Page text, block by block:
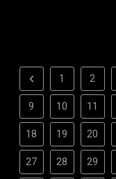
1 2
9 10 11
18 19 20
27 28 29